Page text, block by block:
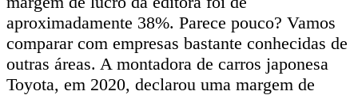
aproximadamente 38%. Parece pouco? Vamos
comparar com empresas bastante conhecidas de
outras áreas. A montadora de carros japonesa
Toyota, em 2020, declarou uma margem de